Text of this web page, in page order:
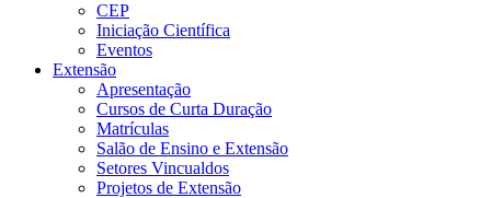
CEP
Iniciação Científica
Eventos
Extensão
Apresentação
Cursos de Curta Duração
Matrículas
Salão de Ensino e Extensão
Setores Vincualdos
Projetos de Extensão